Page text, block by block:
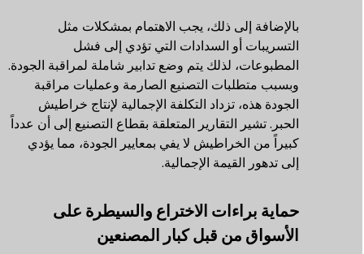
بالإضافة إلى ذلك، يجب الاهتمام بمشكلات مثل
التسريبات أو السدادات التي تؤدي إلى فشل
المطبوعات، لذلك يتم وضع تدابير شاملة لمراقبة الجودة.
وبسبب متطلبات التصنيع الصارمة وعمليات مراقبة
الجودة هذه، تزداد التكلفة الإجمالية لإنتاج خراطيش
الحبر. تشير التقارير المتعلقة بقطاع التصنيع إلى أن عدداً
كبيراً من الخراطيش لا يفي بمعايير الجودة، مما يؤدي
إلى تدهور القيمة الإجمالية.
حماية براءات الاختراع والسيطرة على
الأسواق من قبل كبار المصنعين